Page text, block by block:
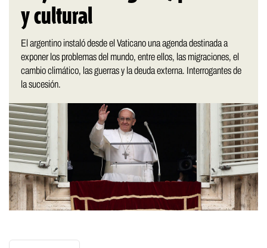
y cultural
El argentino instaló desde el Vaticano una agenda destinada a
exponer los problemas del mundo, entre ellos, las migraciones, el
cambio climático, las guerras y la deuda externa. Interrogantes de
la sucesión.